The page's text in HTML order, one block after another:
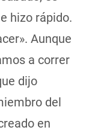
hizo rápido.
Aunque
a correr
dijo
del
en